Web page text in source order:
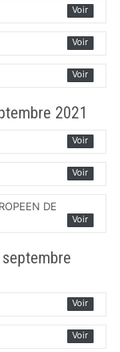
Voir
Voir
Voir
2021
Voir
Voir
DE
Voir
Voir
Voir